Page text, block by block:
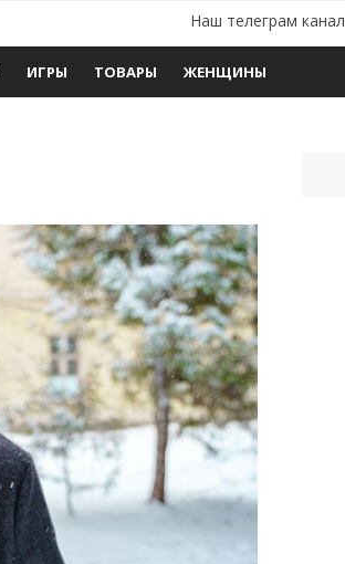
Наш телеграм канал
ИГРЫ ТОВАРЫ ЖЕНЩИНЫ